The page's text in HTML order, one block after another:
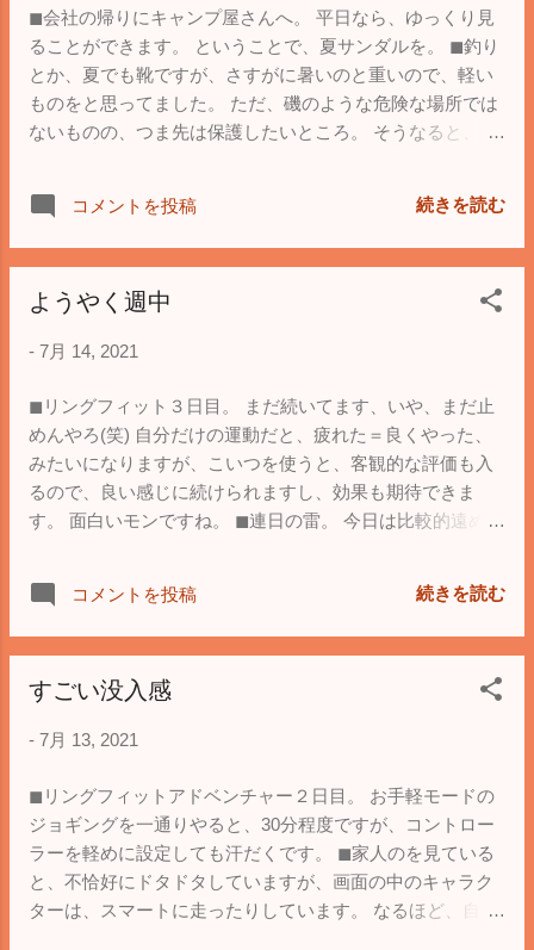
◼︎会社の帰りにキャンプ屋さんへ。 平日なら、ゆっくり見
ることができます。 ということで、夏サンダルを。 ◼︎釣り
とか、夏でも靴ですが、さすがに暑いのと重いので、軽い
ものをと思ってました。 ただ、磯のような危険な場所では
ないものの、つま先は保護したいところ。 そうなると、大
ルを履いて試しましたが、これまた定番のnewport H2に落
ち着きました。 履きやすくて良いですが、あちらの人、足
ったです。 ◼︎まぁ、つま先があって夏向きだと、クロック
もありますが、その辺りは物欲補正で(笑)
コメントを投稿 続きを読む
ようやく週中
- 7月 14, 2021
◼︎リングフィット３日目。 まだ続いてます、いや、まだ止
めんやろ(笑) 自分だけの運動だと、疲れた＝良くやった、
みたいになりますが、こいつを使うと、客観的な評価も入
るので、良い感じに続けられますし、効果も期待できま
す。 面白いモンですね。 ◼︎連日の雷。 今日は比較的遠めで
方、下手すりゃ１時間毎に天気予報が変わるので、朝の時
点で、傘どうしよう、とか思っても意味がなかったりしま
コメントを投稿 続きを読む
すごい没入感
- 7月 13, 2021
◼︎リングフィットアドベンチャー２日目。 お手軽モードの
ジョギングを一通りやると、30分程度ですが、コントロー
ラーを軽めに設定しても汗だくです。 ◼︎家人のを見ている
と、不恰好にドタドタしていますが、画面の中のキャラク
ターは、スマートに走ったりしています。 なるほど、自分